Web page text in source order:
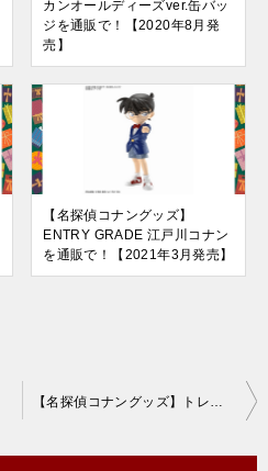
カンオールディーズver.缶バッ
ジを通販で！【2020年8月発
売】
【名探偵コナングッズ】
ENTRY GRADE 江戸川コナン
を通販で！【2021年3月発売】
【名探偵コナングッズ】トレーディングプリズムパターン缶バッジを通販で！【2020年11月発売】